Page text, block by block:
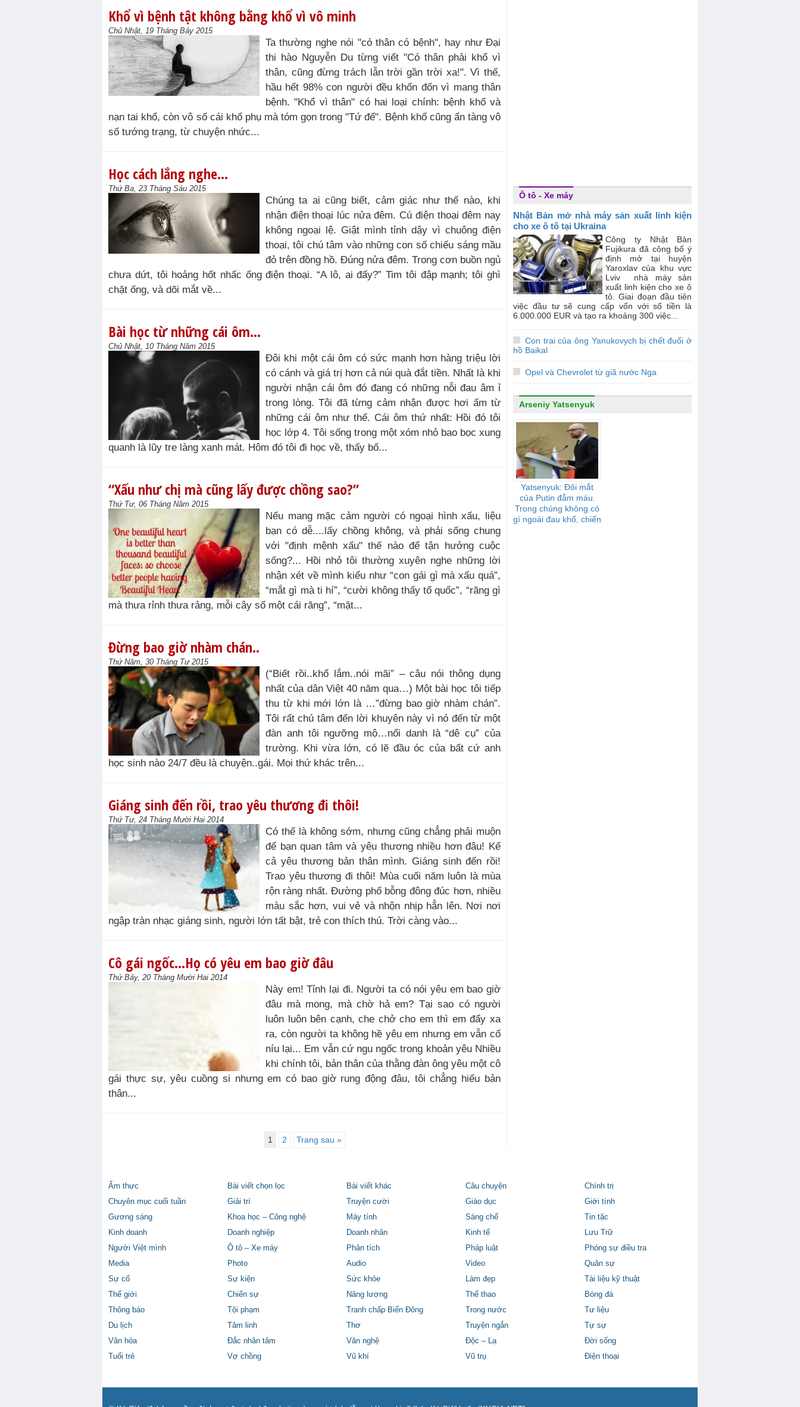
Khổ vì bệnh tật không bằng khổ vì vô minh
Chủ Nhật, 19 Tháng Bảy 2015
Ta thường nghe nói "có thân có bệnh", hay như Đại
thi hào Nguyễn Du từng viết "Có thân phải khổ vì
thân, cũng đừng trách lẫn trời gần trời xa!". Vì thế,
hầu hết 98% con người đều khốn đốn vì mang thân
bệnh. "Khổ vì thân" có hai loại chính: bệnh khổ và
nạn tai khổ, còn vô số cái khổ phụ mà tóm gọn trong "Tứ đế". Bệnh khổ cũng ẩn tàng vô
số tướng trạng, từ chuyện nhức...
Học cách lắng nghe…
Thứ Ba, 23 Tháng Sáu 2015
Chúng ta ai cũng biết, cảm giác như thế nào, khi
nhận điện thoại lúc nửa đêm. Cú điện thoại đêm nay
không ngoại lệ. Giật mình tỉnh dậy vì chuông điện
thoại, tôi chú tâm vào những con số chiếu sáng mầu
đỏ trên đồng hồ. Đúng nửa đêm. Trong cơn buồn ngủ
chưa dứt, tôi hoảng hốt nhấc ống điện thoại. “A lô, ai đấy?” Tim tôi đập mạnh; tôi ghì
chặt ống, và dõi mắt về...
Bài học từ những cái ôm…
Chủ Nhật, 10 Tháng Năm 2015
Đôi khi một cái ôm có sức mạnh hơn hàng triệu lời
có cánh và giá trị hơn cả núi quà đắt tiền. Nhất là khi
người nhận cái ôm đó đang có những nỗi đau âm ỉ
trong lòng. Tôi đã từng cảm nhận được hơi ấm từ
những cái ôm như thế. Cái ôm thứ nhất: Hồi đó tôi
học lớp 4. Tôi sống trong một xóm nhỏ bao bọc xung
quanh là lũy tre làng xanh mát. Hôm đó tôi đi học về, thấy bố...
“Xấu như chị mà cũng lấy được chồng sao?”
Thứ Tư, 06 Tháng Năm 2015
Nếu mang mặc cảm người có ngoại hình xấu, liệu
bạn có dễ....lấy chồng không, và phải sống chung
với "định mệnh xấu" thế nào để tận hưởng cuộc
sống?... Hồi nhỏ tôi thường xuyên nghe những lời
nhận xét về mình kiểu như “con gái gì mà xấu quá”,
“mắt gì mà ti hí”, “cười không thấy tổ quốc”, “răng gì
mà thưa rỉnh thưa rảng, mỗi cây số một cái răng”, “mặt...
Đừng bao giờ nhàm chán..
Thứ Năm, 30 Tháng Tư 2015
(“Biết rồi..khổ lắm..nói mãi” – câu nói thông dụng
nhất của dân Việt 40 năm qua…) Một bài học tôi tiếp
thu từ khi mới lớn là …”đừng bao giờ nhàm chán”.
Tôi rất chú tâm đến lời khuyên này vì nó đến từ một
đàn anh tôi ngưỡng mộ…nổi danh là “dê cụ” của
trường. Khi vừa lớn, có lẽ đầu óc của bất cứ anh
học sinh nào 24/7 đều là chuyện..gái. Mọi thứ khác trên...
Giáng sinh đến rồi, trao yêu thương đi thôi!
Thứ Tư, 24 Tháng Mười Hai 2014
Có thể là không sớm, nhưng cũng chẳng phải muộn
để bạn quan tâm và yêu thương nhiều hơn đâu! Kể
cả yêu thương bản thân mình. Giáng sinh đến rồi!
Trao yêu thương đi thôi! Mùa cuối năm luôn là mùa
rộn ràng nhất. Đường phố bỗng đông đúc hơn, nhiều
màu sắc hơn, vui vẻ và nhộn nhịp hẳn lên. Nơi nơi
ngập tràn nhạc giáng sinh, người lớn tất bật, trẻ con thích thú. Trời càng vào...
Cô gái ngốc…Họ có yêu em bao giờ đâu
Thứ Bảy, 20 Tháng Mười Hai 2014
Này em! Tỉnh lại đi. Người ta có nói yêu em bao giờ
đâu mà mong, mà chờ hả em? Tại sao có người
luôn luôn bên cạnh, che chở cho em thì em đẩy xa
ra, còn người ta không hề yêu em nhưng em vẫn cố
níu lại... Em vẫn cứ ngu ngốc trong khoản yêu Nhiều
khi chính tôi, bản thân của thằng đàn ông yêu một cô
gái thực sự, yêu cuồng si nhưng em có bao giờ rung động đâu, tôi chẳng hiểu bản
thân...
1 2 Trang sau »
Ô tô - Xe máy
Nhật Bản mở nhà máy sản xuất linh kiện
cho xe ô tô tại Ukraina
Công ty Nhật Bản
Fujikura đã công bố ý
định mở tại huyện
Yaroxlav của khu vực
Lviv nhà máy sản
xuất linh kiện cho xe ô
tô. Giai đoạn đầu tiên
việc đầu tư sẽ cung cấp vốn với số tiền là
6.000.000 EUR và tạo ra khoảng 300 việc...
Con trai của ông Yanukovych bị chết đuối ở
hồ Baikal
Opel và Chevrolet từ giã nước Nga
Arseniy Yatsenyuk
Yatsenyuk: Đôi mắt
của Putin đẫm máu.
Trong chúng không có
gì ngoài đau khổ, chiến
Ẩm thực Bài viết chọn lọc Bài viết khác Câu chuyện
Chính trị
Chuyên mục cuối tuần
Giải trí Truyện cười Giáo dục
Giới tính
Gương sáng
Khoa học – Công nghệ Máy tính Sáng chế
Tin tặc
Kinh doanh
Doanh nghiệp Doanh nhân Kinh tế
Lưu Trữ
Người Việt mình
Ô tô – Xe máy Phân tích Pháp luật
Phóng sự điều tra
Media
Photo Audio Video
Quân sự
Sự cố
Sự kiện Sức khỏe Làm đẹp
Tài liệu kỹ thuật
Thế giới
Chiến sự Năng lượng Thể thao
Bóng đá
Thông báo
Tội phạm Tranh chấp Biển Đông Trong nước
Tư liệu
Du lịch
Tâm linh Thơ Truyện ngắn
Tự sự
Văn hóa
Đắc nhân tâm Văn nghệ Độc – Lạ
Đời sống
Tuổi trẻ
Vợ chồng Vũ khí Vũ trụ Điện thoại